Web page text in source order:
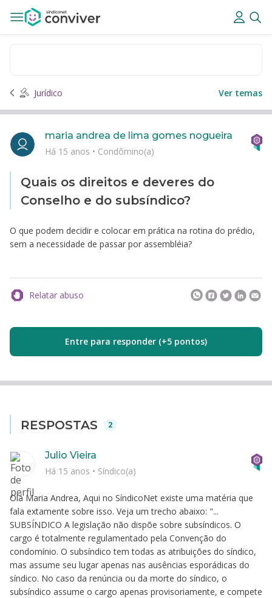
Jurídico Ver temas
Quais os direitos e deveres do
Conselho e do subsíndico?
O que podem decidir e colocar em prática na rotina do prédio,
sem a necessidade de passar por assembléia?
maria andrea de lima gomes nogueira
Há 15 anos • Condômino(a)
Relatar abuso
Entre para responder (+5 pontos)
RESPOSTAS 2
Olá Maria Andrea, Aqui no SíndicoNet existe uma matéria que
fala extamente sobre isso. Veja um trecho abaixo: "...
SUBSÍNDICO A legislação não dispõe sobre subsíndicos. O
cargo é totalmente regulamentado pela Convenção do
condomínio. O subsíndico tem todas as atribuições do síndico,
mas assume seu lugar apenas nas ausências esporádicas do
síndico. No caso da renúncia ou da morte do síndico, o
subsíndico assume o cargo apenas provisoriamente, e compete
Julio Vieira
Há 15 anos • Síndico(a)